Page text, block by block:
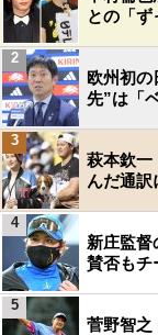
との「
欧州初の
先”は「
2
萩本欽
んだ通訳
3
新庄監督
賛否もチ
4
菅野智之
5